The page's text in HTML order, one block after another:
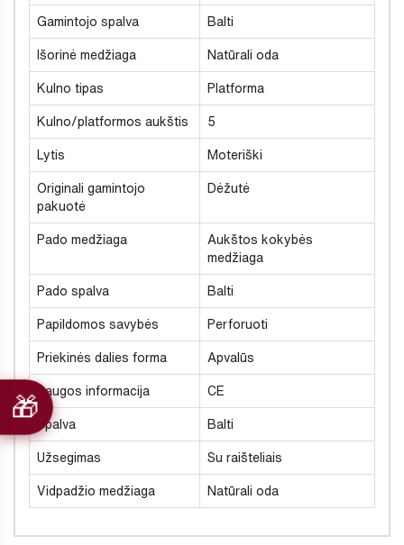
Gamintojo spalva Balti
Išorinė medžiaga Natūrali oda
Kulno tipas Platforma
Kulno/platformos aukštis 5
Lytis Moteriški
Originali gamintojo
pakuotė
Dėžutė
Pado medžiaga
Aukštos kokybės
medžiaga
Pado spalva Balti
Papildomos savybės Perforuoti
Priekinės dalies forma Apvalūs
Saugos informacija CE
Spalva Balti
Užsegimas Su raišteliais
Vidpadžio medžiaga Natūrali oda